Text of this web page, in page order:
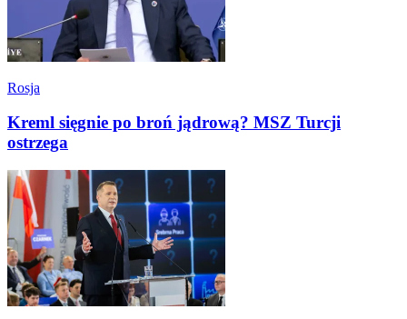
Rosja
Kreml sięgnie po broń jądrową? MSZ Turcji
ostrzega